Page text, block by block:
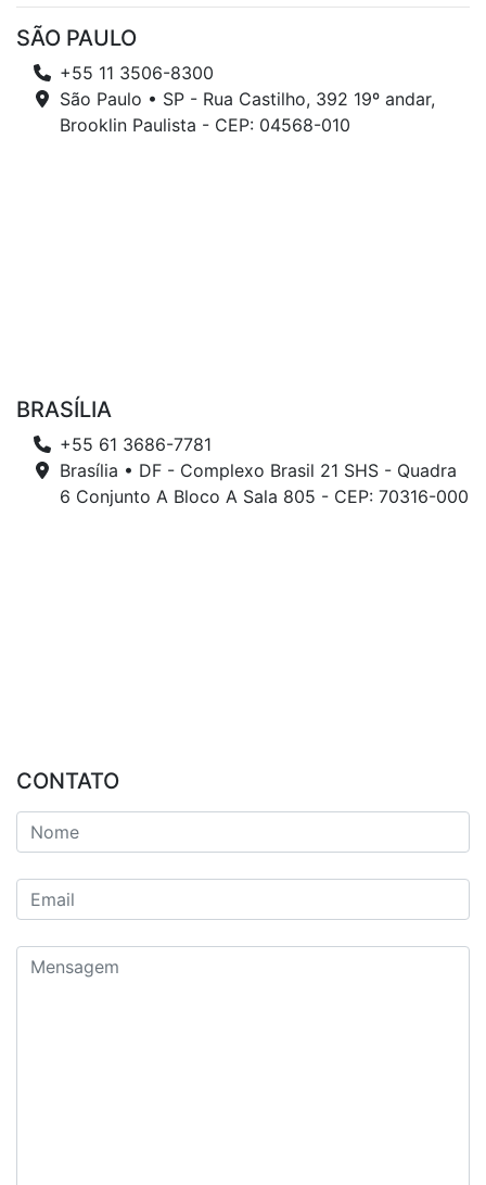
SÃO PAULO
+55 11 3506-8300
São Paulo • SP - Rua Castilho, 392 19º andar,
Brooklin Paulista - CEP: 04568-010
BRASÍLIA
+55 61 3686-7781
Brasília • DF - Complexo Brasil 21 SHS - Quadra
6 Conjunto A Bloco A Sala 805 - CEP: 70316-000
CONTATO